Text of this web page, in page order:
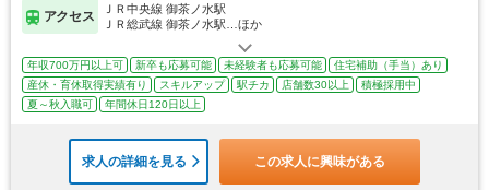
アクセス
ＪＲ中央線 御茶ノ水駅
ＪＲ総武線 御茶ノ水駅…ほか
年収700万円以上可 新卒も応募可能 未経験者も応募可能
住宅補助（手当）あり
産休・育休取得実績有り
スキルアップ 駅チカ 店舗数30以上
積極採用中
夏～秋入職可
年間休日120日以上
求人の詳細を見る この求人に興味がある